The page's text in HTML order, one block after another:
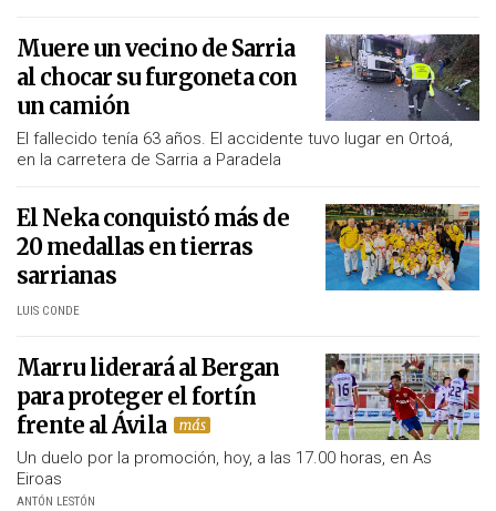
Muere un vecino de Sarria
al chocar su furgoneta con
un camión
El fallecido tenía 63 años. El accidente tuvo lugar en Ortoá,
en la carretera de Sarria a Paradela
El Neka conquistó más de
20 medallas en tierras
sarrianas
LUIS CONDE
Marru liderará al Bergan
para proteger el fortín
frente al Ávila
Un duelo por la promoción, hoy, a las 17.00 horas, en As
Eiroas
ANTÓN LESTÓN